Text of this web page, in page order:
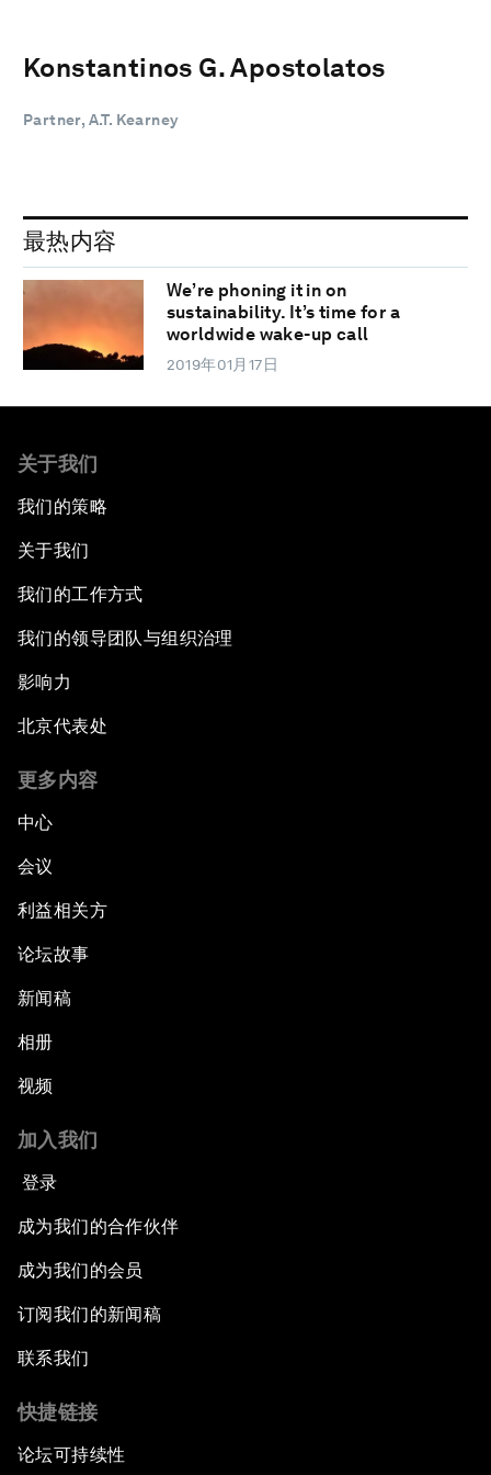
Konstantinos G. Apostolatos
Partner, A.T. Kearney
最热内容
We’re phoning it in on
sustainability. It’s time for a
worldwide wake-up call
2019年01月17日
关于我们
我们的策略
关于我们
我们的工作方式
我们的领导团队与组织治理
影响力
北京代表处
更多内容
中心
会议
利益相关方
论坛故事
新闻稿
相册
视频
加入我们
登录
成为我们的合作伙伴
成为我们的会员
订阅我们的新闻稿
联系我们
快捷链接
论坛可持续性